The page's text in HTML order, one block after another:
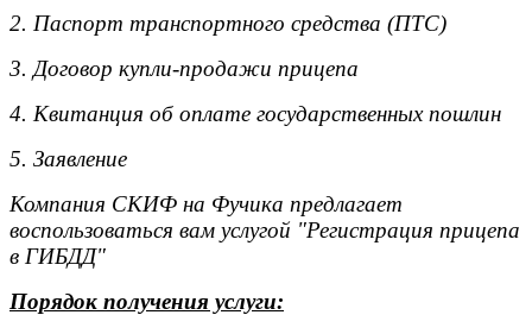
2. Паспорт транспортного средства (ПТС)
3. Договор купли-продажи прицепа
4. Квитанция об оплате государственных пошлин
5. Заявление
Компания СКИФ на Фучика предлагает
воспользоваться вам услугой "Регистрация прицепа
в ГИБДД"
Порядок получения услуги: